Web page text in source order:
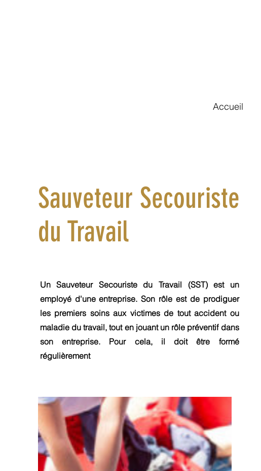
Accueil
Sauveteur Secouriste
du Travail
Un Sauveteur Secouriste du Travail (SST) est un
employé d'une entreprise. Son rôle est de prodiguer
les premiers soins aux victimes de tout accident ou
maladie du travail, tout en jouant un rôle préventif dans
son entreprise. Pour cela, il doit être formé
régulièrement